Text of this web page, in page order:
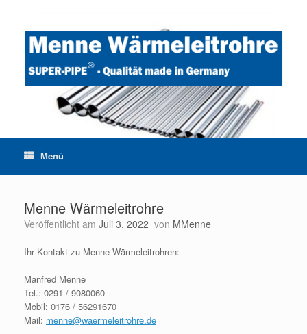
springen
Menü
Menne Wärmeleitrohre
Veröffentlicht am Juli 3, 2022 von MMenne
Ihr Kontakt zu Menne Wärmeleitrohren:
Manfred Menne
Tel.: 0291 / 9080060
Mobil: 0176 / 56291670
Mail: menne@waermeleitrohre.de